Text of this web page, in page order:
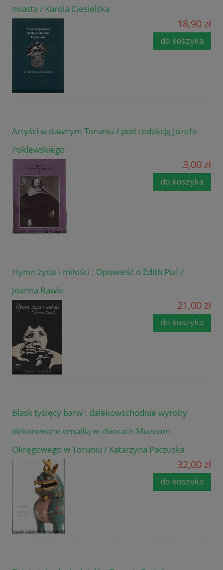
miasta / Karola Ciesielska
18,90 zł
do koszyka
Artyści w dawnym Toruniu / pod redakcją Józefa
Poklewskiego
3,00 zł
do koszyka
Hymn życia i miłości : Opowieść o Edith Piaf /
Joanna Rawik
21,00 zł
do koszyka
Blask tysięcy barw : dalekowschodnie wyroby
dekorowane emailią w zbiorach Muzeum
Okręgowego w Toruniu / Katarzyna Paczuska
32,00 zł
do koszyka